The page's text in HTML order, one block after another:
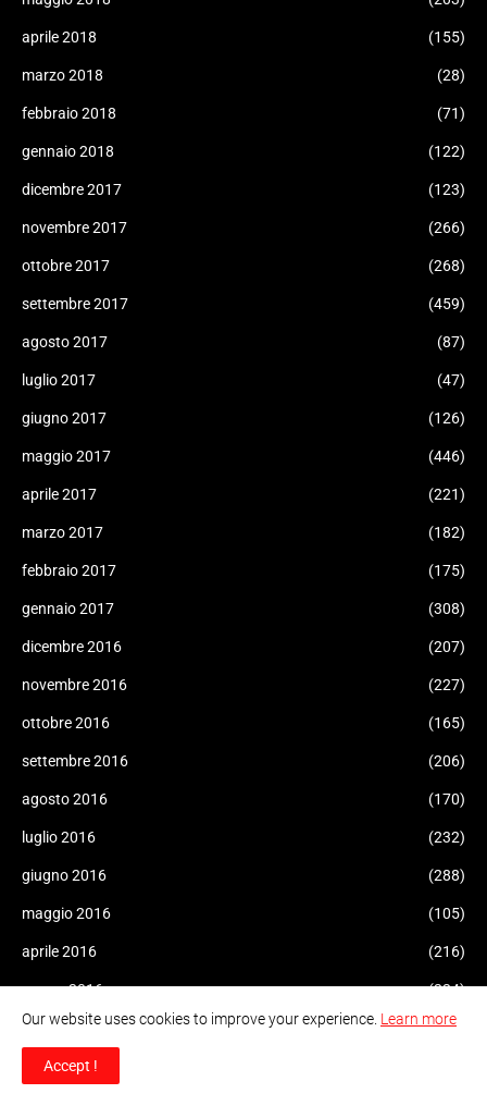
aprile 2018 (155)
marzo 2018 (28)
febbraio 2018 (71)
gennaio 2018 (122)
dicembre 2017 (123)
novembre 2017 (266)
ottobre 2017 (268)
settembre 2017 (459)
agosto 2017 (87)
luglio 2017 (47)
giugno 2017 (126)
maggio 2017 (446)
aprile 2017 (221)
marzo 2017 (182)
febbraio 2017 (175)
gennaio 2017 (308)
dicembre 2016 (207)
novembre 2016 (227)
ottobre 2016 (165)
settembre 2016 (206)
agosto 2016 (170)
luglio 2016 (232)
giugno 2016 (288)
maggio 2016 (105)
aprile 2016 (216)
marzo 2016 (224)
febbraio 2016 (34)
gennaio 2016
Our website uses cookies to improve your experience. Learn more
Accept !